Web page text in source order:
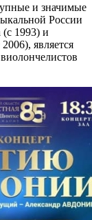
и значимые
России
(с 1993) и
является